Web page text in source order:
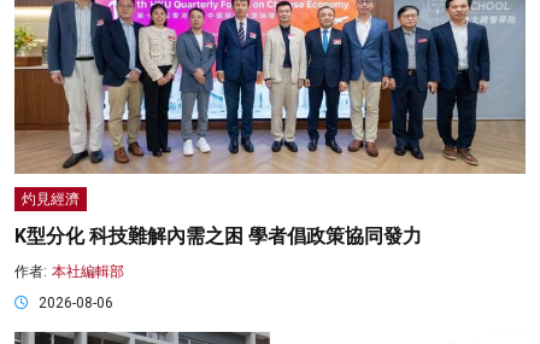
灼見經濟
K型分化 科技難解內需之困 學者倡政策協同發力
作者: 本社編輯部
2026-08-06